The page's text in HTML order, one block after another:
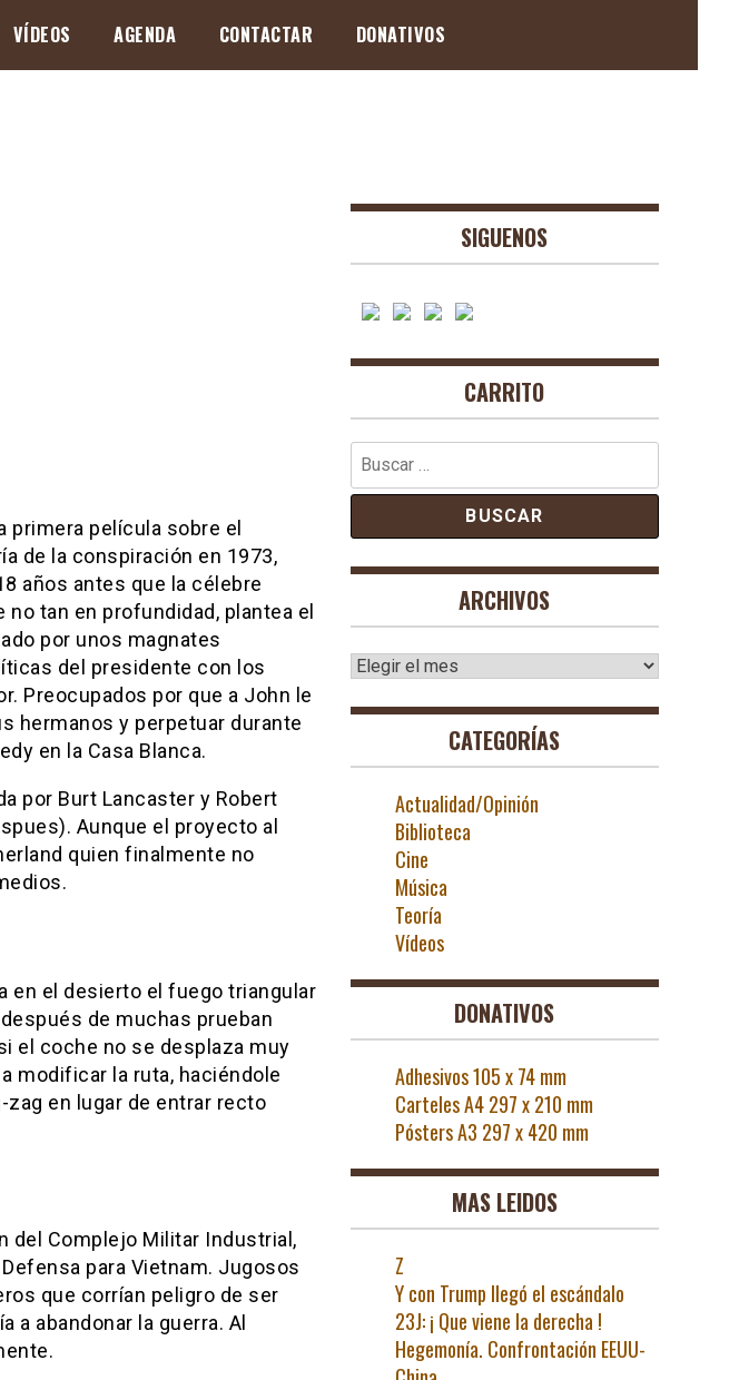
VÍDEOS AGENDA CONTACTAR DONATIVOS
primera película sobre el
de la conspiración en 1973,
años antes que la célebre
tan en profundidad, plantea el
por unos magnates
del presidente con los
Preocupados por que a John le
hermanos y perpetuar durante
en la Casa Blanca.
por Burt Lancaster y Robert
Aunque el proyecto al
quien finalmente no
en el desierto el fuego triangular
de muchas prueban
el coche no se desplaza muy
modificar la ruta, haciéndole
zag en lugar de entrar recto
del Complejo Militar Industrial,
para Vietnam. Jugosos
que corrían peligro de ser
a abandonar la guerra. Al
SIGUENOS
CARRITO
Buscar:
ARCHIVOS
Archivos
CATEGORÍAS
Actualidad/Opinión
Biblioteca
Cine
Música
Teoría
Vídeos
DONATIVOS
Adhesivos 105 x 74 mm
Carteles A4 297 x 210 mm
Pósters A3 297 x 420 mm
MAS LEIDOS
Z
Y con Trump llegó el escándalo
23J: ¡ Que viene la derecha !
Hegemonía. Confrontación EEUU-